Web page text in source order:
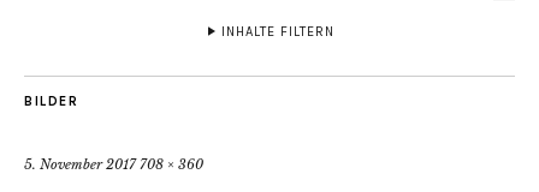
INHALTE FILTERN
BILDER
5. November 2017 708 × 360